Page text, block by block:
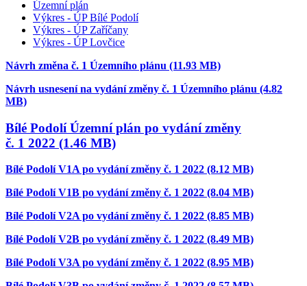
Územní plán
Výkres - ÚP Bílé Podolí
Výkres - ÚP Zaříčany
Výkres - ÚP Lovčice
Návrh změna č. 1 Územního plánu (11.93 MB)
Návrh usnesení na vydání změny č. 1 Územního plánu (4.82
MB)
Bílé Podolí Územní plán po vydání změny
č. 1 2022 (1.46 MB)
Bílé Podolí V1A po vydání změny č. 1 2022 (8.12 MB)
Bílé Podolí V1B po vydání změny č. 1 2022 (8.04 MB)
Bílé Podolí V2A po vydání změny č. 1 2022 (8.85 MB)
Bílé Podolí V2B po vydání změny č. 1 2022 (8.49 MB)
Bílé Podolí V3A po vydání změny č. 1 2022 (8.95 MB)